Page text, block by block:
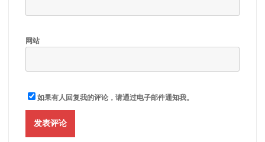
网站
如果有人回复我的评论，请通过电子邮件通知我。